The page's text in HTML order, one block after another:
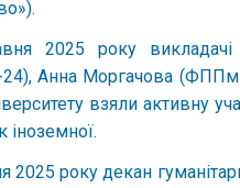
2025 року
Анна Моргачова (ФППм-
взяли активну
іноземної.
2025 року декан